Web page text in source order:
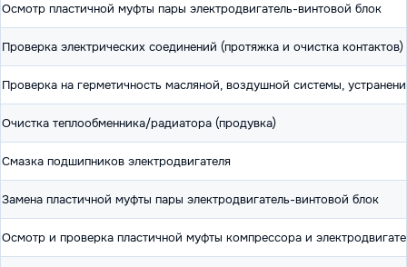
Осмотр пластичной муфты пары электродвигатель-винтовой блок
Проверка электрических соединений (протяжка и очистка контактов)
Проверка на герметичность масляной, воздушной системы,
Очистка теплообменника/радиатора (продувка)
Смазка подшипников электродвигателя
Замена пластичной муфты пары электродвигатель-винтовой блок
Осмотр и проверка пластичной муфты компрессора и